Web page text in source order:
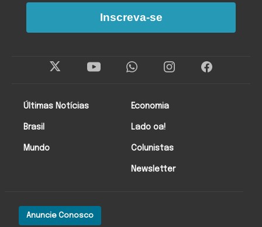
Anuncie Conosco
Últimas Notícias
Brasil
Mundo
Economia
Lado oa!
Colunistas
Newsletter
Inscreva-se